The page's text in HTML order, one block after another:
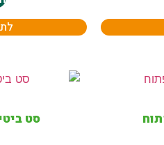
סט ביטים